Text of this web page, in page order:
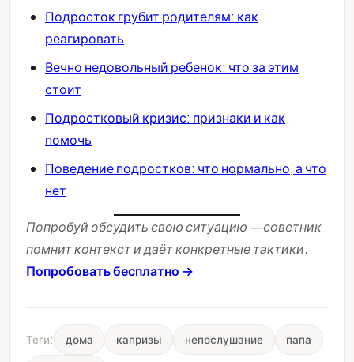
Подросток грубит родителям: как
реагировать
Вечно недовольный ребенок: что за этим
стоит
Подростковый кризис: признаки и как
помочь
Поведение подростков: что нормально, а что
нет
Попробуй обсудить свою ситуацию — советник
помнит контекст и даёт конкретные тактики.
Попробовать бесплатно →
Теги: дома капризы непослушание папа